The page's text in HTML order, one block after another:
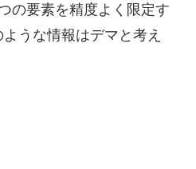
の要素を精度よく限定す
うな情報はデマと考え